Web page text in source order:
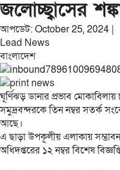
জলোচ্ছ্বাসের
আপডেট: October 25, 2024 |
Lead News
বাংলাদেশ
ঘূর্ণিঝড় ডানার প্রভাব মোকাবিলায়
সমুদ্রবন্দরকে তিন নম্বর সতর্ক
আছে।
এ ছাড়া উপকূলীয় এলাকায়
অধিদপ্তরের ১২ নম্বর বিশেষ